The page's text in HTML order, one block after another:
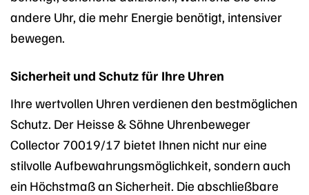
andere Uhr, die mehr Energie benötigt, intensiver
bewegen.
Sicherheit und Schutz für Ihre Uhren
Ihre wertvollen Uhren verdienen den bestmöglichen
Schutz. Der Heisse & Söhne Uhrenbeweger
Collector 70019/17 bietet Ihnen nicht nur eine
stilvolle Aufbewahrungsmöglichkeit, sondern auch
ein Höchstmaß an Sicherheit. Die abschließbare